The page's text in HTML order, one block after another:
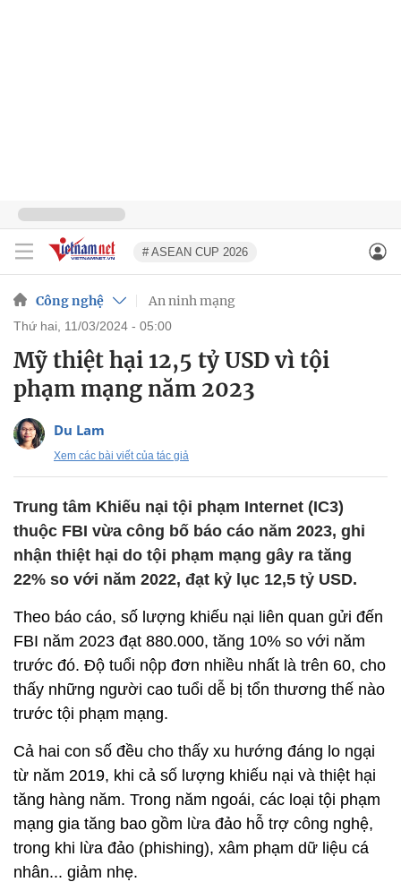
# ASEAN CUP 2026
Công nghệ An ninh mạng
thứ hai, 11/03/2024 - 05:00
Mỹ thiệt hại 12,5 tỷ USD vì tội
phạm mạng năm 2023
Du Lam
Xem các bài viết của tác giả
Trung tâm Khiếu nại tội phạm Internet (IC3)
thuộc FBI vừa công bố báo cáo năm 2023, ghi
nhận thiệt hại do tội phạm mạng gây ra tăng
22% so với năm 2022, đạt kỷ lục 12,5 tỷ USD.
Theo báo cáo, số lượng khiếu nại liên quan gửi đến
FBI năm 2023 đạt 880.000, tăng 10% so với năm
trước đó. Độ tuổi nộp đơn nhiều nhất là trên 60, cho
thấy những người cao tuổi dễ bị tổn thương thế nào
trước tội phạm mạng.
Cả hai con số đều cho thấy xu hướng đáng lo ngại
từ năm 2019, khi cả số lượng khiếu nại và thiệt hại
tăng hàng năm. Trong năm ngoái, các loại tội phạm
mạng gia tăng bao gồm lừa đảo hỗ trợ công nghệ,
trong khi lừa đảo (phishing), xâm phạm dữ liệu cá
nhân... giảm nhẹ.